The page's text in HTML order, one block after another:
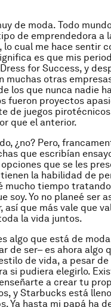
de moda. Todo
de emprendedora a
lo cual me hace sentir
es que mis
for Success, y
muchas otras
los que nunca nadie
fueron proyectos
de juegos
que el anterior.
¿no? Pero,
que escribían
que se les
la habilidad de
mucho tiempo
soy. Yo no planeé ser
así que más vale que
la vida juntos.
algo que está de
de ser– es ahora algo
de vida, a pesar
si pudiera elegirlo.
a crear tu
y Starbucks está
Ya hasta mi papá ha